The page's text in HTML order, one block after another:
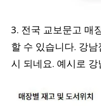
3. 전국 교보문고 매
할 수 있습니다. 강
시 되네요. 예시로